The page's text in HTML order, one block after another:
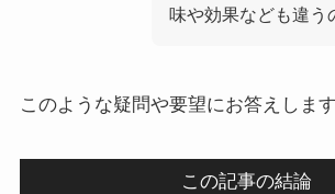
味や効果なども違う
このような疑問や要望にお答えします
この記事の結論